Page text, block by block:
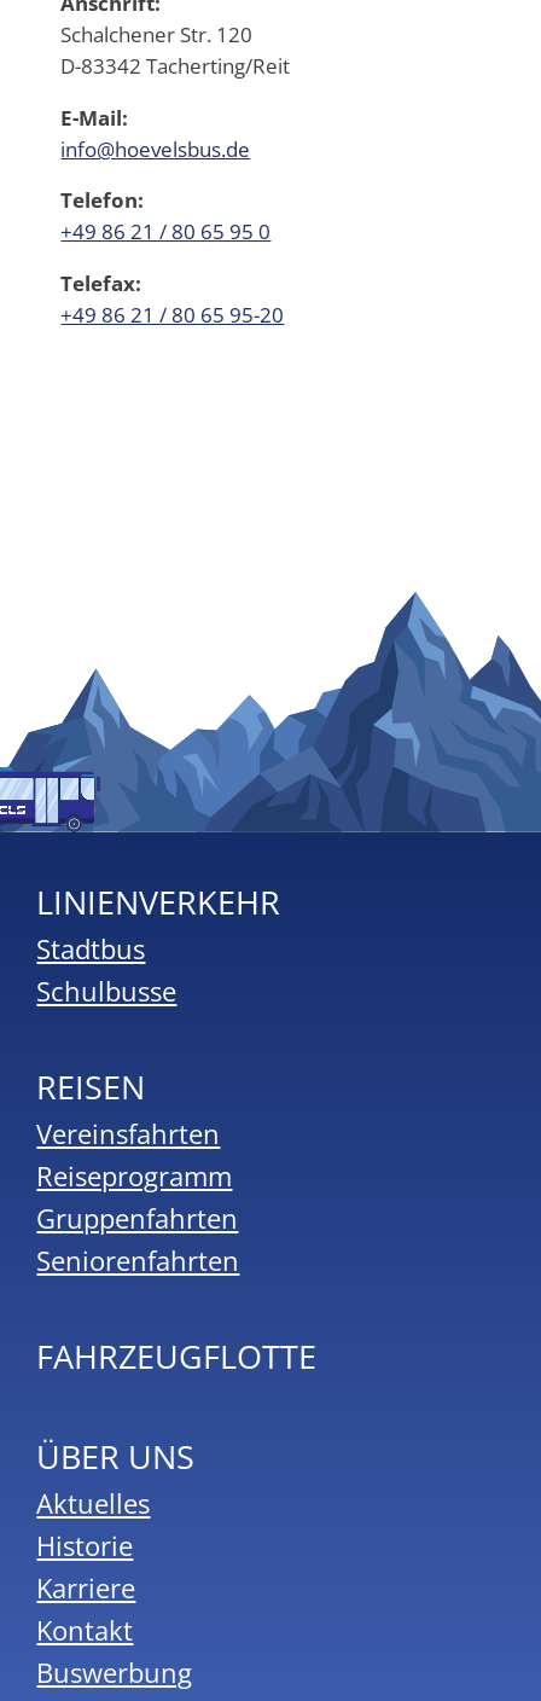
Schalchener Str. 120
D-83342 Tacherting/Reit
E-Mail:
info@hoevelsbus.de
Telefon:
+49 86 21 / 80 65 95 0
Telefax:
+49 86 21 / 80 65 95-20
LINIENVERKEHR
Stadtbus
Schulbusse
REISEN
Vereinsfahrten
Reiseprogramm
Gruppenfahrten
Seniorenfahrten
FAHRZEUGFLOTTE
ÜBER UNS
Aktuelles
Historie
Karriere
Kontakt
Buswerbung